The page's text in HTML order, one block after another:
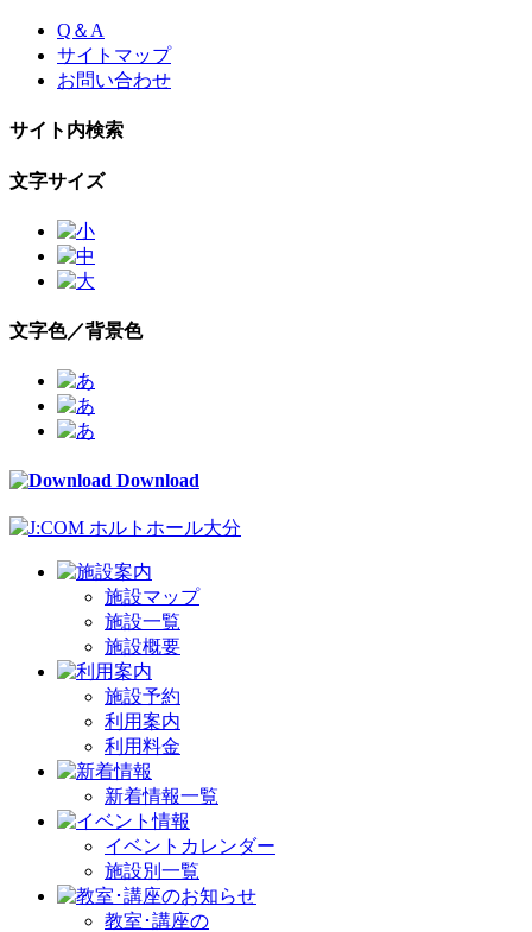
Skip
content
Q＆A
サイトマップ
お問い合わせ
サイト内検索
文字サイズ
文字色／背景色
Download
施設マップ
施設一覧
施設概要
施設予約
利用案内
利用料金
新着情報一覧
イベントカレンダー
施設別一覧
教室･講座の